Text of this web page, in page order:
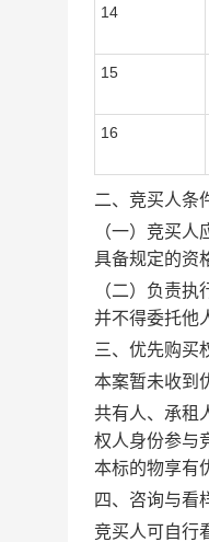
14
15
16
二、竞买人条
（一）竞买
具备规定的资
（二）负责
并不得委托他
三、优先购买
本案暂未收到
共有人、承租
权人身份参与
本标的物享有
四、咨询与看
竞买人可自行